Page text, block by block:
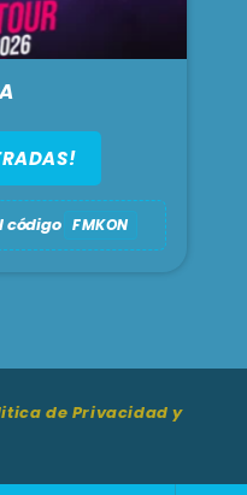
código FMKON
de Privacidad y